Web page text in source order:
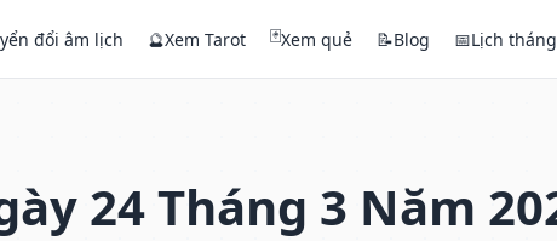
đổi âm lịch 🔮Xem Tarot 🃏Xem quẻ 📝Blog 📅Lịch tháng
24 Tháng 3 Năm